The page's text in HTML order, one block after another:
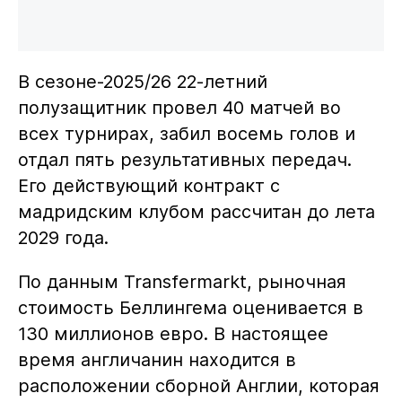
В сезоне-2025/26 22-летний
полузащитник провел 40 матчей во
всех турнирах, забил восемь голов и
отдал пять результативных передач.
Его действующий контракт с
мадридским клубом рассчитан до лета
2029 года.
По данным Transfermarkt, рыночная
стоимость Беллингема оценивается в
130 миллионов евро. В настоящее
время англичанин находится в
расположении сборной Англии, которая